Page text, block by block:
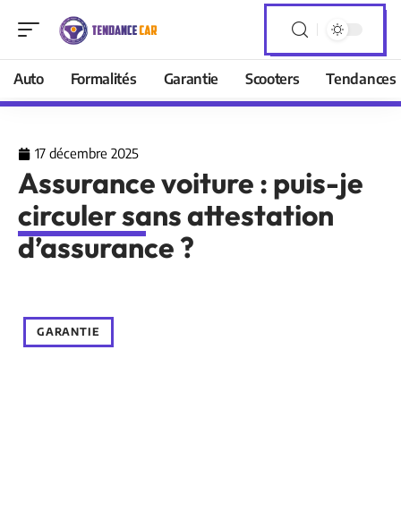
Auto Formalités Garantie Scooters Tendances
17 décembre 2025
Assurance voiture : puis-je
circuler sans attestation
d’assurance ?
GARANTIE